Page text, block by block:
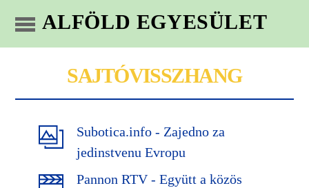
ALFÖLD EGYESÜLET
SAJTÓVISSZHANG
Subotica.info - Zajedno za
jedinstvenu Evropu
Pannon RTV - Együtt a közös